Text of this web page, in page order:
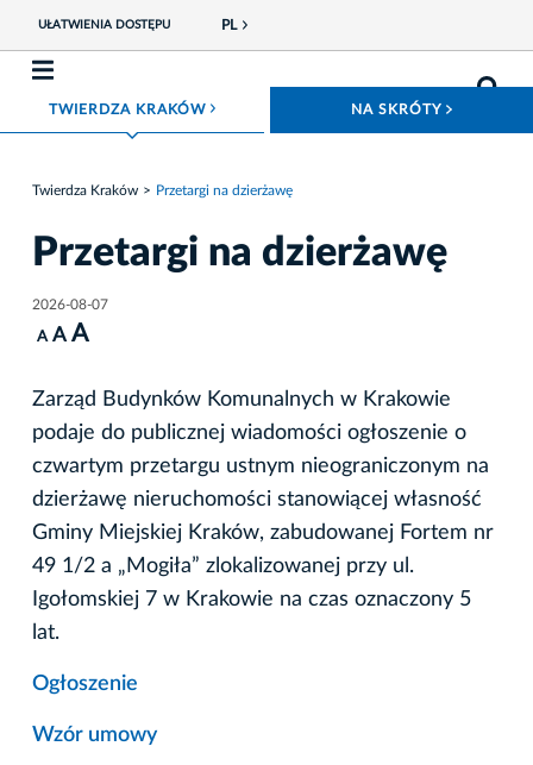
UŁATWIENIA DOSTĘPU PL
TWIERDZA KRAKÓWROZWIŃ MENU NA SKRÓTY
Twierdza Kraków Przetargi na dzierżawę
Przetargi na dzierżawę
2026-08-07
A A A
Zarząd Budynków Komunalnych w Krakowie
podaje do publicznej wiadomości ogłoszenie o
czwartym przetargu ustnym nieograniczonym na
dzierżawę nieruchomości stanowiącej własność
Gminy Miejskiej Kraków, zabudowanej Fortem nr
49 1/2 a „Mogiła” zlokalizowanej przy ul.
Igołomskiej 7 w Krakowie na czas oznaczony 5
lat.
Ogłoszenie
Wzór umowy